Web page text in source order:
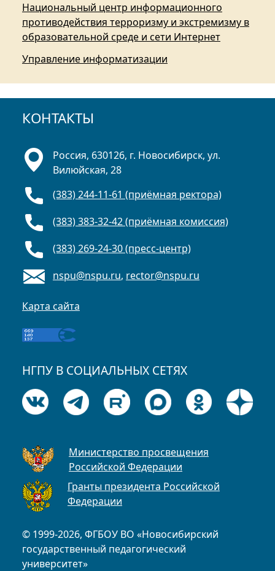
Национальный центр информационного
противодействия терроризму и экстремизму в
образовательной среде и сети Интернет
Управление информатизации
КОНТАКТЫ
© 1999-2026, ФГБОУ ВО «Новосибирский
государственный педагогический
университет»
Россия, 630126, г. Новосибирск, ул.
Вилюйская, 28
(383) 244-11-61 (приёмная ректора)
(383) 383-32-42 (приёмная комиссия)
(383) 269-24-30 (пресс-центр)
nspu@nspu.ru, rector@nspu.ru
Карта сайта
НГПУ В СОЦИАЛЬНЫХ СЕТЯХ
Министерство просвещения
Российской Федерации
Гранты президента Российской
Федерации